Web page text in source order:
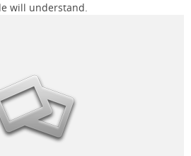
will understand.